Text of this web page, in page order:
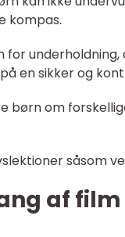
kompas.
en sikker og
om
såsom
af